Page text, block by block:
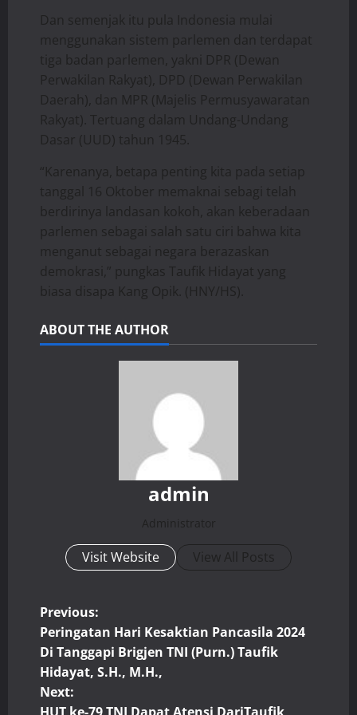
Dan semenjak itu pula Indonesia mulai
menggunakan sistem parlemen dan terdapat
tiga badan parlemen, yakni DPR (Dewan
Perwakilan Rakyat), DPD (Dewan Perwakilan
Daerah), dan MPR (Majelis Permusyawaratan
Rakyat). Tertuang dalam Undang-Undang
Dasar (UUD) tahun 1945.
“Karenanya, betapa penting kita pada setiap
tanggal 16 Oktober memaknai sebagi telah
berdirinya landasan kokoh, akan keberadaan
parlemen sebagai salah satu ciri bahwa kita
menganut sebagai negara berazaskan
demokrasi,” pungkas Taufik Hidayat yang
biasa disapa Kang Opik. (HNY/HS).
ABOUT THE AUTHOR
admin
Administrator
Visit Website View All Posts
P
o
s
Previous:
Peringatan Hari Kesaktian Pancasila 2024
Di Tanggapi Brigjen TNI (Purn.) Taufik
Hidayat, S.H., M.H.,
Next: